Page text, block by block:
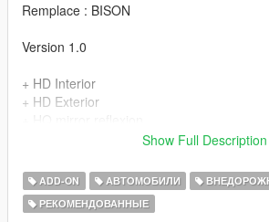
Remplace : BISON
Version 1.0
+ HD Interior
+ HD Exterior
+ Good COL of the back (You can enter in it)
+ Make Glossy Orange for exterior &
+ Real Wheels
+ Good Paint
Show Full Description
ADD-ON АВТОМОБИЛИ
РЕКОМЕНДОВАННЫЕ